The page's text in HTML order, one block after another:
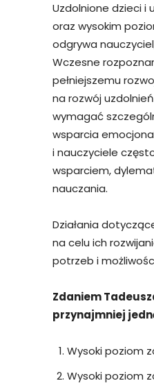
Uzdolnione dzieci i
oraz wysokim
odgrywa
Wczesne
pełniejszemu
na rozwój
wymagać
wsparcia
i nauczyciele
wsparciem,
nauczania.
Działania
na celu ich
potrzeb i
Zdaniem
przynajmniej
Wysoki poziom
Wysoki poziom